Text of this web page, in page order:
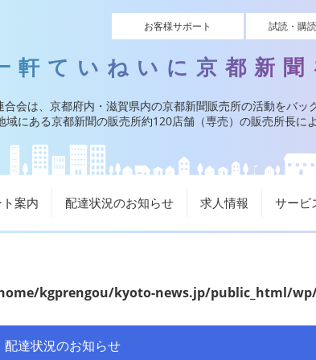
お客様サポート 試読・購
軒ていねいに京都新
会は、京都府内・滋賀県内の京都新聞販売所の活動をバッ
域にある京都新聞の販売所約120店舗（専売）の販売所長に
案内 配達状況のお知らせ 求人情報 サービ
kgprengou/kyoto-news.jp/public_html/
配達状況のお知らせ